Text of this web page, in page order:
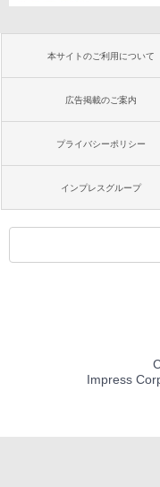
本サイトのご利用について
広告掲載のご案内
プライバシーポリシー
インプレスグループ
Impress